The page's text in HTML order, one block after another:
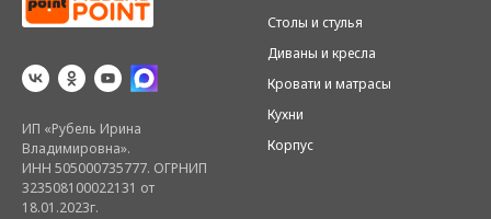
ИП «Рубель Ирина
Владимировна».
ИНН 505000735777. ОГРНИП
323508100022131 от
18.01.2023г.
Столы и стулья
Диваны и кресла
Кровати и матрасы
Кухни
Корпус